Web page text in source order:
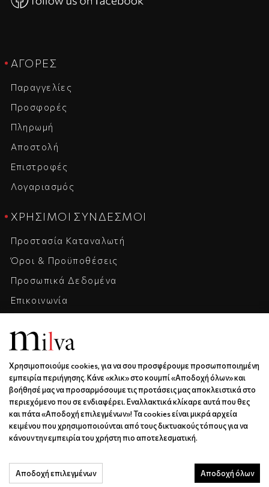
ΑΓΟΡΈΣ
Παραγγελίες
Προσφορές
Πληρωμή
Αποστολή
Επιστροφές
Λογαριασμός
ΧΡΉΣΙΜΟΙ ΣΎΝΔΕΣΜΟΙ
Προστασία Καταναλωτή
Όροι & Προϋποθέσεις
Προσωπικά Δεδομένα
Επικοινωνία
Καριέρα
ΕΠΙΚΟΙΝΩΝΊΑ & ΩΡΆΡΙΟ
Ξάνθου 6 | Κως | 85300
6936688501
info@milva.gr
Χρησιμοποιούμε cookies, για να σου προσφέρουμε προσωποποιημένη
εμπειρία περιήγησης. Κάνε «κλικ» στο κουμπί «Αποδοχή όλων» και
βοήθησέ μας να προσαρμόσουμε τις προτάσεις μας αποκλειστικά στο
περιεχόμενο που σε ενδιαφέρει. Εναλλακτικά κλίκαρε αυτά που θες
και πάτα «Αποδοχή επιλεγμένων»! Τα cookies είναι μικρά αρχεία
κειμένου που χρησιμοποιούνται από τους δικτυακούς τόπους για να
κάνουν την εμπειρία του χρήστη πιο αποτελεσματική.
Αποδοχή επιλεγμένων Αποδοχή όλων